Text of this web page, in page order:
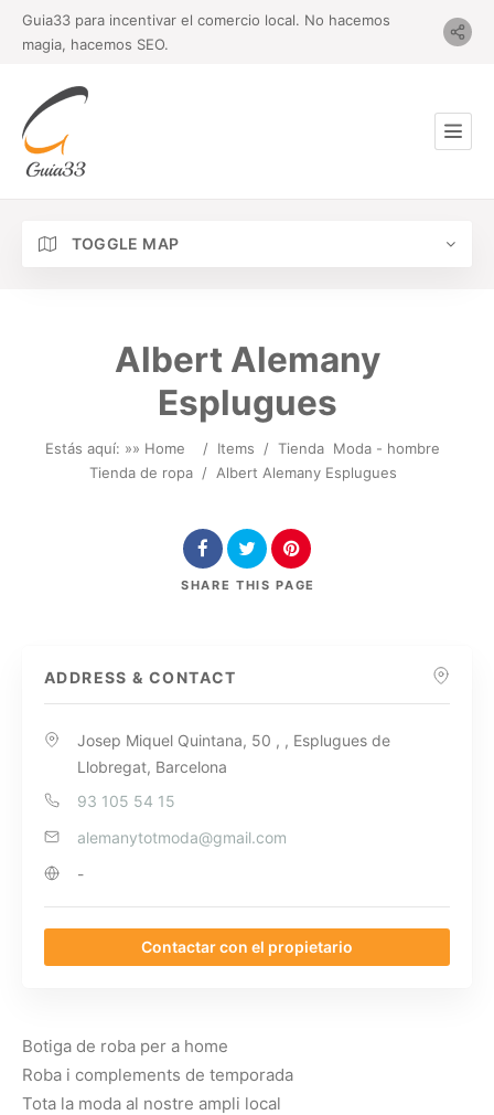
Guia33 para incentivar el comercio local. No hacemos
magia, hacemos SEO.
TOGGLE MAP
Albert Alemany
Esplugues
Estás aquí: »» Home / Items / Tienda Moda - hombre
Tienda de ropa / Albert Alemany Esplugues
SHARE THIS PAGE
ADDRESS & CONTACT
Josep Miquel Quintana, 50 , , Esplugues de
Llobregat, Barcelona
93 105 54 15
alemanytotmoda@gmail.com
-
Contactar con el propietario
Botiga de roba per a home
Roba i complements de temporada
Tota la moda al nostre ampli local